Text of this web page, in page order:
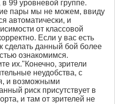
99 уровневой группе.
пары мы не можем, ввиду
автоматически, и
от классовой
Если у вас есть
сделать данный бой более
ознакомимся.
их."Конечно, зрители
неудобства, с
и возможными
риск присутствует в
и там от зрителей не